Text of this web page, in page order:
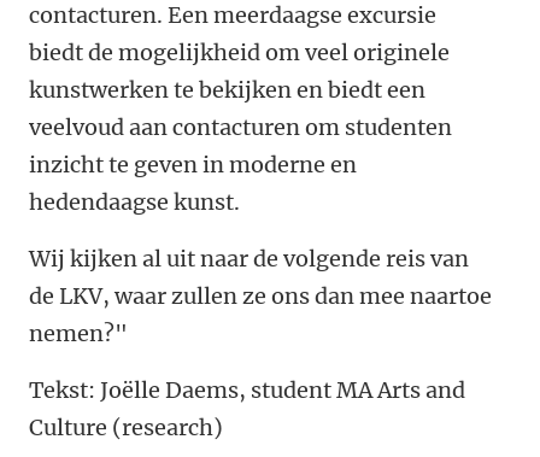
contacturen. Een meerdaagse excursie
biedt de mogelijkheid om veel originele
kunstwerken te bekijken en biedt een
veelvoud aan contacturen om studenten
inzicht te geven in moderne en
hedendaagse kunst.
Wij kijken al uit naar de volgende reis van
de LKV, waar zullen ze ons dan mee naartoe
nemen?"
Tekst: Joëlle Daems, student MA Arts and
Culture (research)